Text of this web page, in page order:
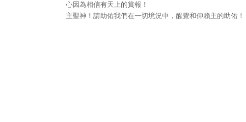
心因為相信有天上的賞報！
主聖神！請助佑我們在一切境況中，醒覺和仰賴主的助佑！